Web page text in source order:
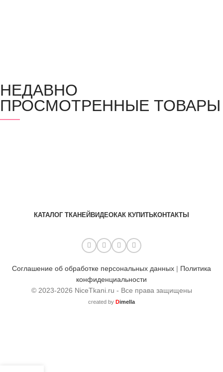
НЕДАВНО
ПРОСМОТРЕННЫЕ ТОВАРЫ
КАТАЛОГ ТКАНЕЙВИДЕОКАК КУПИТЬКОНТАКТЫ
Соглашение об обработке персональных данных | Политика
конфиденциальности
© 2023-2026 NiceTkani.ru - Все права защищены
created by Dimella